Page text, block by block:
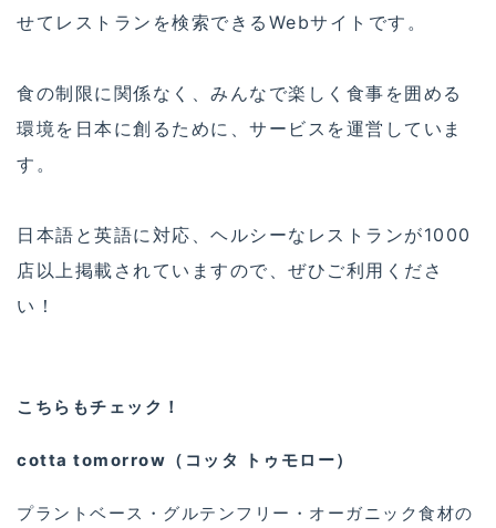
せてレストランを検索できるWebサイトです。
食の制限に関係なく、みんなで楽しく食事を囲める
環境を日本に創るために、サービスを運営していま
す。
日本語と英語に対応、ヘルシーなレストランが1000
店以上掲載されていますので、ぜひご利用くださ
い！
こちらもチェック！
cotta tomorrow（コッタ トゥモロー）
プラントベース・グルテンフリー・オーガニック食材の